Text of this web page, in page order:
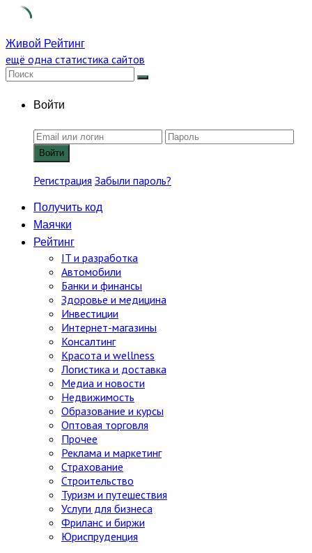
Skip
to
content
Живой Рейтинг
ещё одна статистика сайтов
Войти
Войти
Регистрация Забыли пароль?
Получить код
Маячки
Рейтинг
IT и разработка
Автомобили
Банки и финансы
Здоровье и медицина
Инвестиции
Интернет-магазины
Консалтинг
Красота и wellness
Логистика и доставка
Медиа и новости
Недвижимость
Образование и курсы
Оптовая торговля
Прочее
Реклама и маркетинг
Страхование
Строительство
Туризм и путешествия
Услуги для бизнеса
Фриланс и биржи
Юриспруденция